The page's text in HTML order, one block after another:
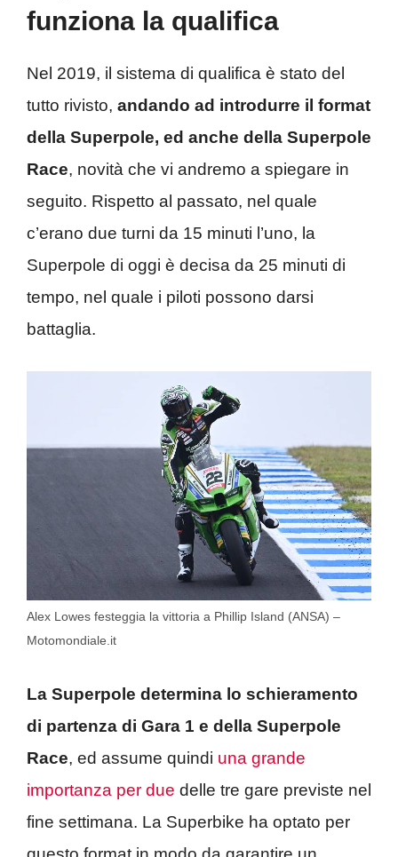
funziona la qualifica
Nel 2019, il sistema di qualifica è stato del
tutto rivisto, andando ad introdurre il format
della Superpole, ed anche della Superpole
Race, novità che vi andremo a spiegare in
seguito. Rispetto al passato, nel quale
c’erano due turni da 15 minuti l’uno, la
Superpole di oggi è decisa da 25 minuti di
tempo, nel quale i piloti possono darsi
battaglia.
Alex Lowes festeggia la vittoria a Phillip Island (ANSA) –
Motomondiale.it
La Superpole determina lo schieramento
di partenza di Gara 1 e della Superpole
Race, ed assume quindi una grande
importanza per due delle tre gare previste nel
fine settimana. La Superbike ha optato per